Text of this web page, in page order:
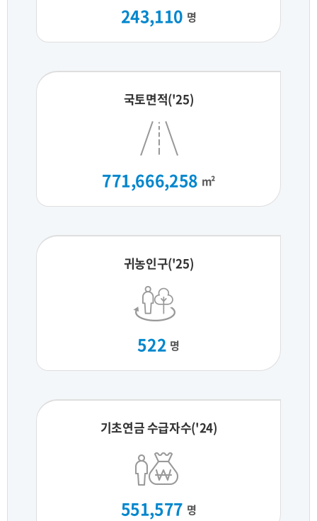
243,110 명
국토면적('25)
771,666,258 m²
귀농인구('25)
522 명
기초연금 수급자수('24)
551,577 명